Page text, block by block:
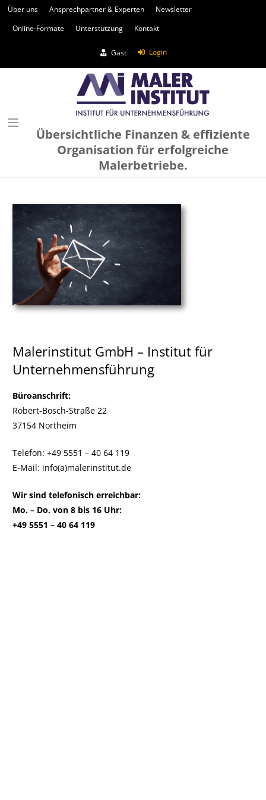
Über uns Ansprechpartner & Experten
Newsletter
Online-Formate
Unterstützung Kontakt
Gast Login
Übersichtliche Finanzen & effiziente
Organisation für erfolgreiche
Malerbetriebe.
Malerinstitut GmbH – Institut für
Unternehmensführung
Büroanschrift:
Robert-Bosch-Straße 22
37154 Northeim
Telefon: +49 5551 – 40 64 119
E-Mail: info(a)malerinstitut.de
Wir sind telefonisch erreichbar:
Mo. – Do. von 8 bis 16 Uhr:
+49 5551 – 40 64 119